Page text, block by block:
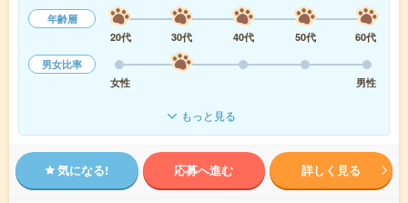
年齢層
20代
30代 40代 50代
60代
男女比率
女性
男性
もっと見る
気になる! 応募へ進む 詳しく見る